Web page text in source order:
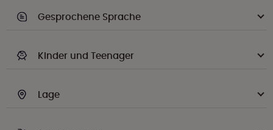
Gesprochene Sprache
Kinder und Teenager
Lage